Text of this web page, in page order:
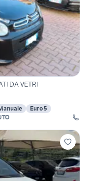
DA VETRI
Euro 5